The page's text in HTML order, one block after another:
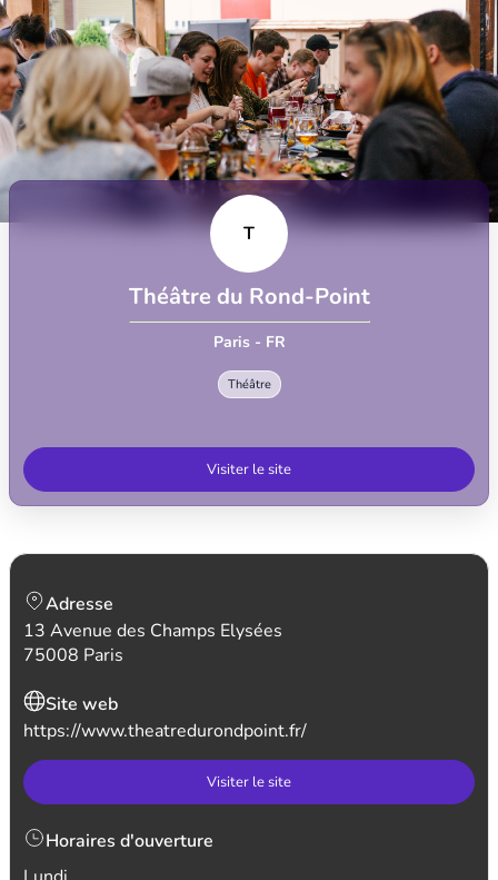
T
Théâtre du Rond-Point
Paris - FR
Théâtre
Visiter le site
Adresse
13 Avenue des Champs Elysées
75008 Paris
Site web
https://www.theatredurondpoint.fr/
Visiter le site
Horaires d'ouverture